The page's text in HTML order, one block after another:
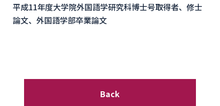
平成11年度大学院外国語学研究科博士号取得者、修士
論文、外国語学部卒業論文
Back